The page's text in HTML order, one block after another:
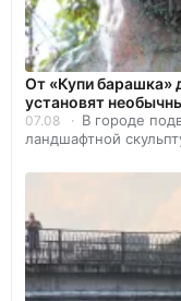
От «Купи барашка»
установят
07.08
В городе
ландшафтной